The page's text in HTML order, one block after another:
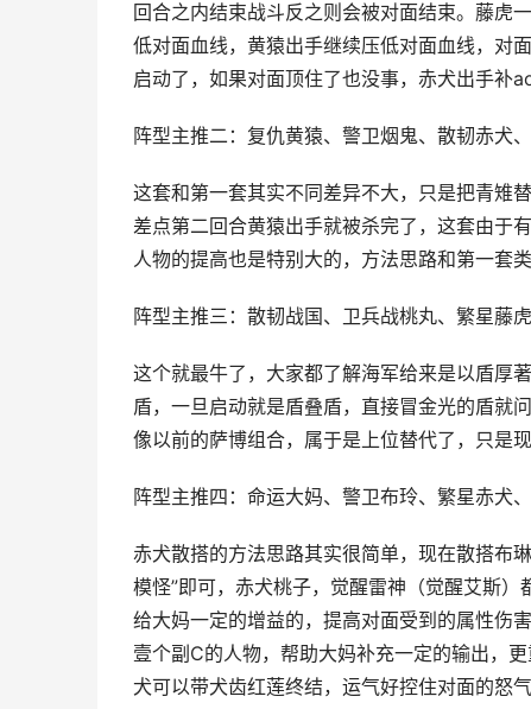
回合之内结束战斗反之则会被对面结束。藤虎
低对面血线，黄猿出手继续压低对面血线，对
启动了，如果对面顶住了也没事，赤犬出手补
阵型主推二：复仇黄猿、警卫烟鬼、散韧赤犬
这套和第一套其实不同差异不大，只是把青雉
差点第二回合黄猿出手就被杀完了，这套由于
人物的提高也是特别大的，方法思路和第一套
阵型主推三：散韧战国、卫兵战桃丸、繁星藤
这个就最牛了，大家都了解海军给来是以盾厚
盾，一旦启动就是盾叠盾，直接冒金光的盾就
像以前的萨博组合，属于是上位替代了，只是
阵型主推四：命运大妈、警卫布玲、繁星赤犬
赤犬散搭的方法思路其实很简单，现在散搭布
模怪”即可，赤犬桃子，觉醒雷神（觉醒艾斯
给大妈一定的增益的，提高对面受到的属性伤
壹个副C的人物，帮助大妈补充一定的输出，
犬可以带犬齿红莲终结，运气好控住对面的怒气